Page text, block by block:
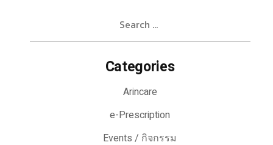
Categories
Arincare
e-Prescription
Events / กิจกรรม